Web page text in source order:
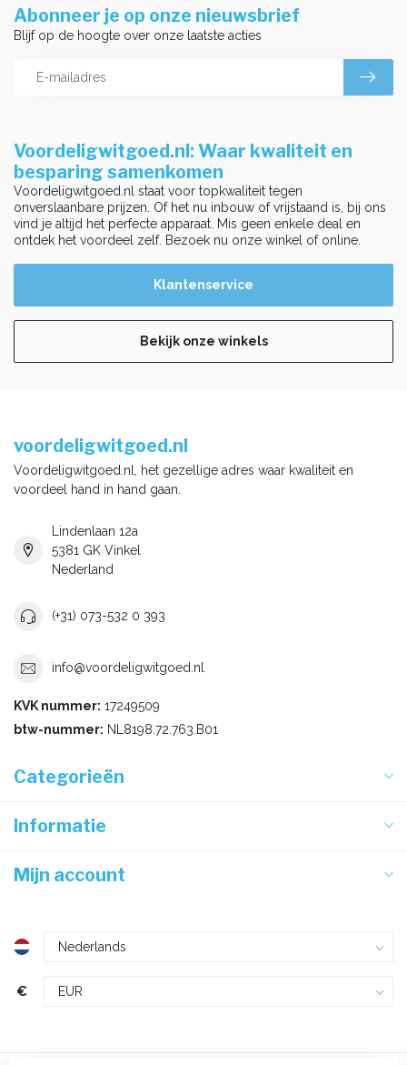
Voordeligwitgoed.nl: Waar kwaliteit en
besparing samenkomen
Voordeligwitgoed.nl staat voor topkwaliteit tegen
onverslaanbare prijzen. Of het nu inbouw of vrijstaand is, bij ons
vind je altijd het perfecte apparaat. Mis geen enkele deal en
ontdek het voordeel zelf. Bezoek nu onze winkel of online.
Klantenservice
Bekijk onze winkels
Abonneer je op onze nieuwsbrief
Blijf op de hoogte over onze laatste acties
voordeligwitgoed.nl
Voordeligwitgoed.nl, het gezellige adres waar kwaliteit en
voordeel hand in hand gaan.
Lindenlaan 12a
5381 GK Vinkel
Nederland
(+31) 073-532 0 393
info@voordeligwitgoed.nl
KVK nummer: 17249509
btw-nummer: NL8198.72.763.B01
Categorieën
Informatie
Mijn account
€